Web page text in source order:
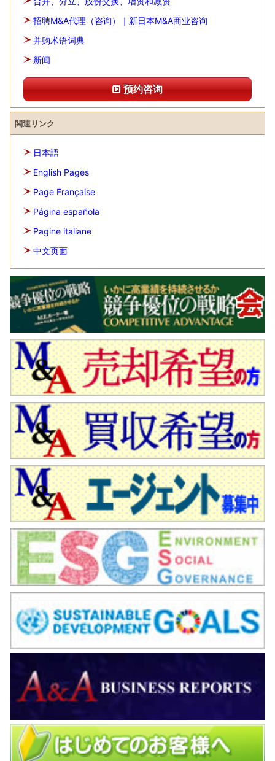
招聘M&A代理（咨询）｜新日本M&A商业咨询
并购术语词典
新闻
预约咨询
関連リンク
日本語
English Pages
Page Française
Página española
Pagine italiane
中文页面